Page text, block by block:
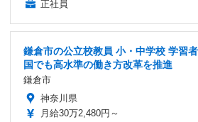
正社員
鎌倉市の公立校教員 小・中学校 学習
国でも高水準の働き方改革を推進
鎌倉市
神奈川県
月給30万2,480円～